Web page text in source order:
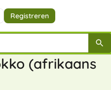
Registreren
(afrikaans